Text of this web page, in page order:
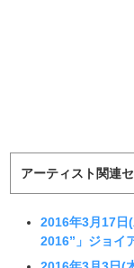
アーティスト関連
2016年3月17
2016”」ジョイ